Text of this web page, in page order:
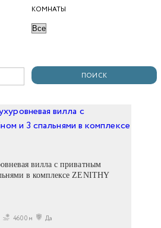
КОМНАТЫ
вилла с приватным
в комплексе ZENITHY
4600м Да